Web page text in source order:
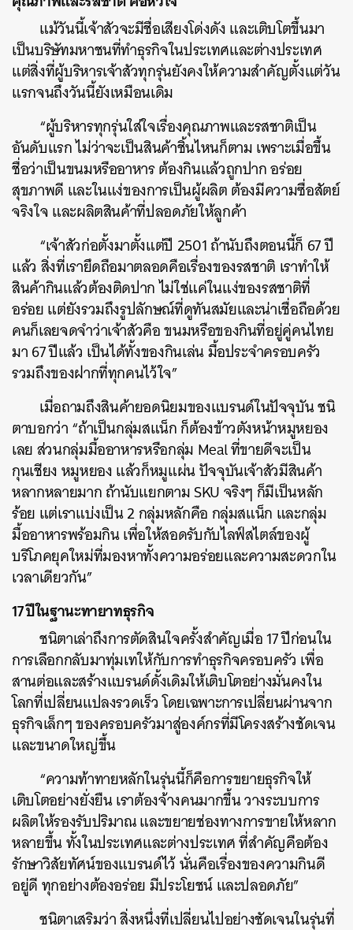
แม้วันนี้เจ้าสัวจะมีชื่อเสียงโด่งดัง และเติบโตขึ้นมา
เป็นบริษัทมหาชนที่ทำธุรกิจในประเทศและต่างประเทศ
แต่สิ่งที่ผู้บริหารเจ้าสัวทุกรุ่นยังคงให้ความสำคัญตั้งแต่วัน
แรกจนถึงวันนี้ยังเหมือนเดิม
“ผู้บริหารทุกรุ่นใส่ใจเรื่องคุณภาพและรสชาติเป็น
อันดับแรก ไม่ว่าจะเป็นสินค้าชิ้นไหนก็ตาม เพราะเมื่อขึ้น
ชื่อว่าเป็นขนมหรืออาหาร ต้องกินแล้วถูกปาก อร่อย
สุขภาพดี และในแง่ของการเป็นผู้ผลิต ต้องมีความซื่อสัตย์
จริงใจ และผลิตสินค้าที่ปลอดภัยให้ลูกค้า
“เจ้าสัวก่อตั้งมาตั้งแต่ปี 2501 ถ้านับถึงตอนนี้ก็ 67 ปี
แล้ว สิ่งที่เรายึดถือมาตลอดคือเรื่องของรสชาติ เราทำให้
สินค้ากินแล้วต้องติดปาก ไม่ใช่แค่ในแง่ของรสชาติที่
อร่อย แต่ยังรวมถึงรูปลักษณ์ที่ดูทันสมัยและน่าเชื่อถือด้วย
คนก็เลยจดจำว่าเจ้าสัวคือ ขนมหรือของกินที่อยู่คู่คนไทย
มา 67 ปีแล้ว เป็นได้ทั้งของกินเล่น มื้อประจำครอบครัว
รวมถึงของฝากที่ทุกคนไว้ใจ”
เมื่อถามถึงสินค้ายอดนิยมของแบรนด์ในปัจจุบัน ชนิ
ตาบอกว่า “ถ้าเป็นกลุ่มสแน็ก ก็ต้องข้าวตังหน้าหมูหยอง
เลย ส่วนกลุ่มมื้ออาหารหรือกลุ่ม Meal ที่ขายดีจะเป็น
กุนเชียง หมูหยอง แล้วก็หมูแผ่น ปัจจุบันเจ้าสัวมีสินค้า
หลากหลายมาก ถ้านับแยกตาม SKU จริงๆ ก็มีเป็นหลัก
ร้อย แต่เราแบ่งเป็น 2 กลุ่มหลักคือ กลุ่มสแน็ก และกลุ่ม
มื้ออาหารพร้อมกิน เพื่อให้สอดรับกับไลฟ์สไตล์ของผู้
บริโภคยุคใหม่ที่มองหาทั้งความอร่อยและความสะดวกใน
เวลาเดียวกัน”
17 ปีในฐานะทายาทธุรกิจ
ชนิตาเล่าถึงการตัดสินใจครั้งสำคัญเมื่อ 17 ปีก่อนใน
การเลือกกลับมาทุ่มเทให้กับการทำธุรกิจครอบครัว เพื่อ
สานต่อและสร้างแบรนด์ดั้งเดิมให้เติบโตอย่างมั่นคงใน
โลกที่เปลี่ยนแปลงรวดเร็ว โดยเฉพาะการเปลี่ยนผ่านจาก
ธุรกิจเล็กๆ ของครอบครัวมาสู่องค์กรที่มีโครงสร้างชัดเจน
และขนาดใหญ่ขึ้น
“ความท้าทายหลักในรุ่นนี้ก็คือการขยายธุรกิจให้
เติบโตอย่างยั่งยืน เราต้องจ้างคนมากขึ้น วางระบบการ
ผลิตให้รองรับปริมาณ และขยายช่องทางการขายให้หลาก
หลายขึ้น ทั้งในประเทศและต่างประเทศ ที่สำคัญคือต้อง
รักษาวิสัยทัศน์ของแบรนด์ไว้ นั่นคือเรื่องของความกินดี
อยู่ดี ทุกอย่างต้องอร่อย มีประโยชน์ และปลอดภัย”
ชนิตาเสริมว่า สิ่งหนึ่งที่เปลี่ยนไปอย่างชัดเจนในรุ่นที่